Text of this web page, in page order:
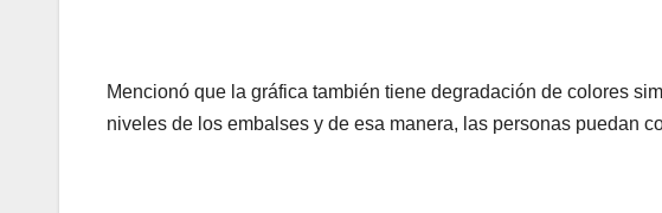
Mencionó que la gráfica también tiene degradación de colores
niveles de los embalses y de esa manera, las personas puedan